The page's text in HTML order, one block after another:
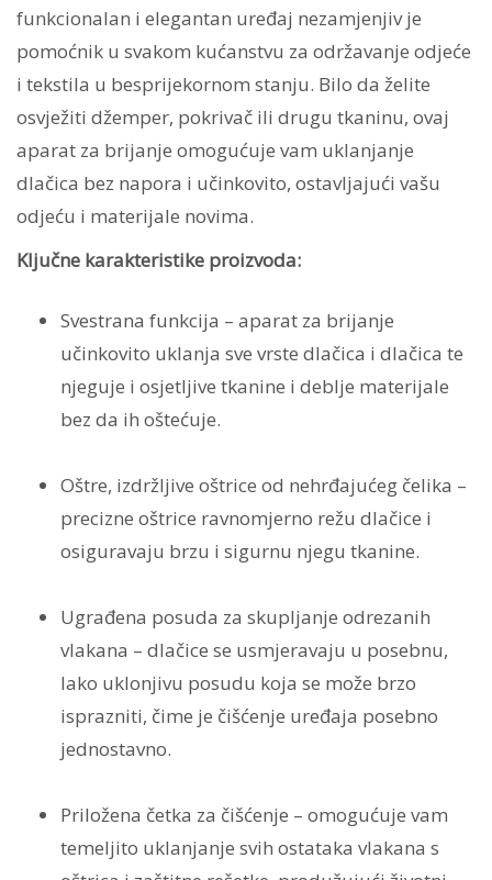
funkcionalan i elegantan uređaj nezamjenjiv je
pomoćnik u svakom kućanstvu za održavanje odjeće
i tekstila u besprijekornom stanju. Bilo da želite
osvježiti džemper, pokrivač ili drugu tkaninu, ovaj
aparat za brijanje omogućuje vam uklanjanje
dlačica bez napora i učinkovito, ostavljajući vašu
odjeću i materijale novima.
Ključne karakteristike proizvoda:
Svestrana funkcija – aparat za brijanje
učinkovito uklanja sve vrste dlačica i dlačica te
njeguje i osjetljive tkanine i deblje materijale
bez da ih oštećuje.
Oštre, izdržljive oštrice od nehrđajućeg čelika –
precizne oštrice ravnomjerno režu dlačice i
osiguravaju brzu i sigurnu njegu tkanine.
Ugrađena posuda za skupljanje odrezanih
vlakana – dlačice se usmjeravaju u posebnu,
lako uklonjivu posudu koja se može brzo
isprazniti, čime je čišćenje uređaja posebno
jednostavno.
Priložena četka za čišćenje – omogućuje vam
temeljito uklanjanje svih ostataka vlakana s